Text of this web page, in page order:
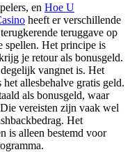
en Hoe U
heeft er verschillende
teruggave op
spellen. Het principe is
je retour als bonusgeld.
vangnet is. Het
allesbehalve gratis geld.
als bonusgeld, waar
vereisten zijn vaak wel
Het
is alleen bestemd voor